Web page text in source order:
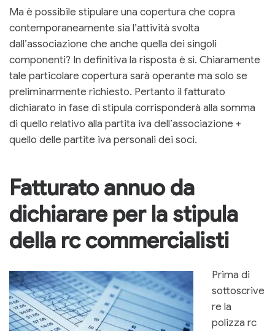
Ma è possibile stipulare una copertura che copra
contemporaneamente sia l’attività svolta
dall’associazione che anche quella dei singoli
componenti? In definitiva la risposta è sì. Chiaramente
tale particolare copertura sarà operante ma solo se
preliminarmente richiesto. Pertanto il fatturato
dichiarato in fase di stipula corrisponderà alla somma
di quello relativo alla partita iva dell’associazione +
quello delle partite iva personali dei soci.
Fatturato annuo da
dichiarare per la stipula
della rc commercialisti
Prima di
sottoscrive
re la
polizza rc